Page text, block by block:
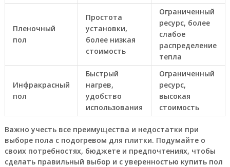
Пленочный
пол
Простота
установки,
более низкая
стоимость
Ограниченный
ресурс, более
слабое
распределение
тепла
Инфракрасный
пол
Быстрый
нагрев,
удобство
использования
Ограниченный
ресурс,
высокая
стоимость
Важно учесть все преимущества и недостатки при
выборе пола с подогревом для плитки. Подумайте о
своих потребностях, бюджете и предпочтениях, чтобы
сделать правильный выбор и с уверенностью купить пол